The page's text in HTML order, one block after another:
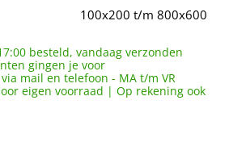
100x200 t/m 800x600
besteld, vandaag verzonden
gingen je voor
mail en telefoon - MA t/m VR
eigen voorraad | Op rekening ook